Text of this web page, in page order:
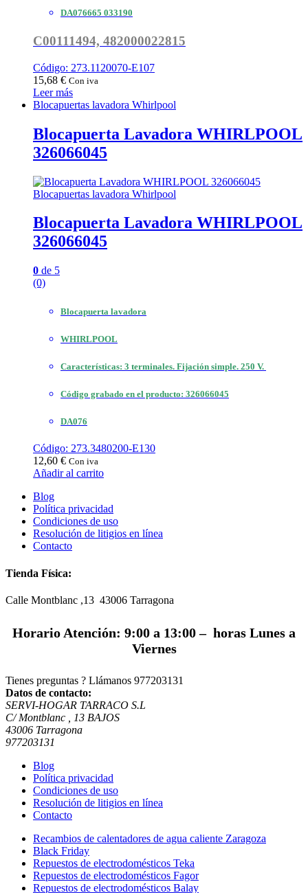
DA076665 033190
C00111494, 482000022815
Código: 273.1120070-E107
15,68 € Con iva
Leer más
Blocapuertas lavadora Whirlpool
Blocapuerta Lavadora WHIRLPOOL
326066045
Blocapuertas lavadora Whirlpool
Blocapuerta Lavadora WHIRLPOOL
326066045
0 de 5
(0)
Blocapuerta lavadora
WHIRLPOOL
Características: 3 terminales. Fijación simple. 250 V.
Código grabado en el producto: 326066045
DA076
Código: 273.3480200-E130
12,60 € Con iva
Añadir al carrito
Blog
Política privacidad
Condiciones de uso
Resolución de litigios en línea
Contacto
Tienda Física:
Calle Montblanc ,13 43006 Tarragona
Horario Atención: 9:00 a 13:00 – horas Lunes a
Viernes
Tienes preguntas ? Llámanos 977203131
Datos de contacto:
SERVI-HOGAR TARRACO S.L
C/ Montblanc , 13 BAJOS
43006 Tarragona
977203131
Blog
Política privacidad
Condiciones de uso
Resolución de litigios en línea
Contacto
Recambios de calentadores de agua caliente Zaragoza
Black Friday
Repuestos de electrodomésticos Teka
Repuestos de electrodomésticos Fagor
Repuestos de electrodomésticos Balay